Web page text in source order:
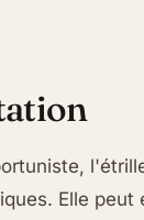
Elle